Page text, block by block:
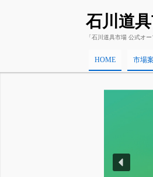
石川道
「石川道具市場 公式オ
HOME 市場